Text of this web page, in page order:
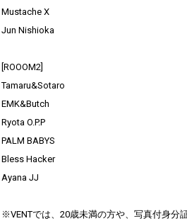
Mustache X
Jun Nishioka
[ROOOM2]
Tamaru&Sotaro
EMK&Butch
Ryota O.P.P
PALM BABYS
Bless Hacker
Ayana JJ
※VENTでは、20歳未満の方や、写真付身分